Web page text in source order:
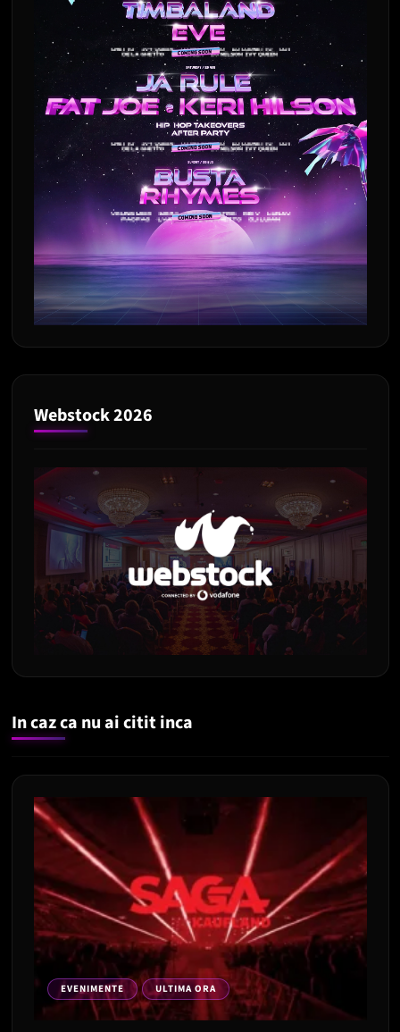
Webstock 2026
In caz ca nu ai citit inca
EVENIMENTE ULTIMA ORA